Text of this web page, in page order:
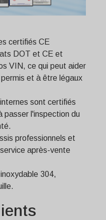
certifiés CE
DOT et CE et
VIN, ce qui peut aider
et à être légaux
sont certifiés
passer l'inspection du
professionnels et
après-vente
304,